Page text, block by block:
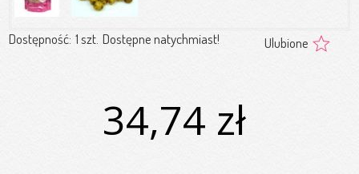
Dostępność: 1 szt. Dostępne natychmiast! Ulubione
34,74 zł